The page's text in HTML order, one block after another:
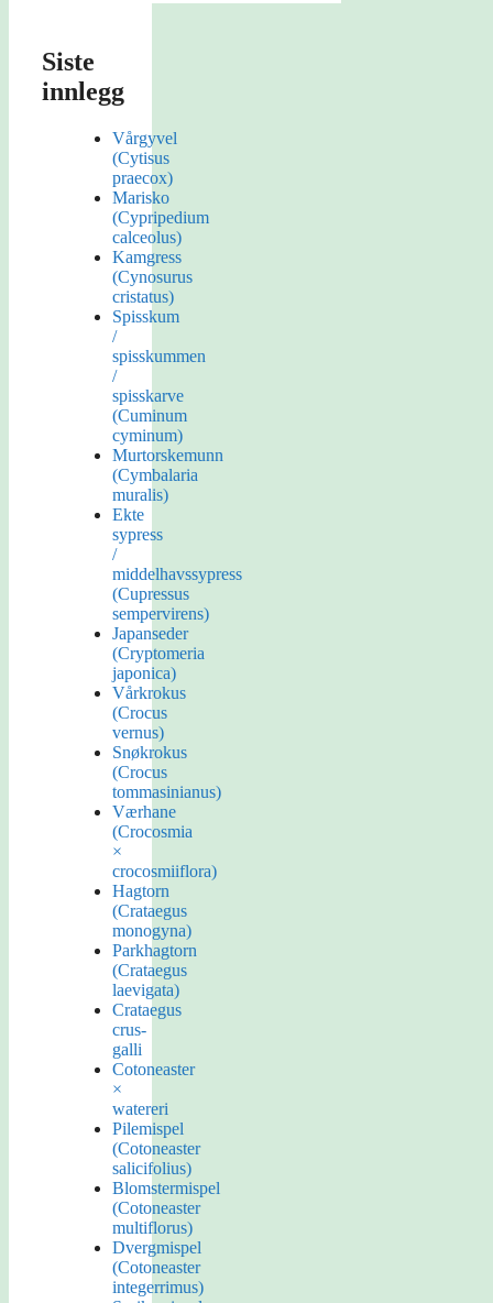
Siste
innlegg
Vårgyvel
(Cytisus
praecox)
Marisko
(Cypripedium
calceolus)
Kamgress
(Cynosurus
cristatus)
Spisskum
/
spisskummen
/
spisskarve
(Cuminum
cyminum)
Murtorskemunn
(Cymbalaria
muralis)
Ekte
sypress
/
middelhavssypress
(Cupressus
sempervirens)
Japanseder
(Cryptomeria
japonica)
Vårkrokus
(Crocus
vernus)
Snøkrokus
(Crocus
tommasinianus)
Værhane
(Crocosmia
×
crocosmiiflora)
Hagtorn
(Crataegus
monogyna)
Parkhagtorn
(Crataegus
laevigata)
Crataegus
crus-
galli
Cotoneaster
×
watereri
Pilemispel
(Cotoneaster
salicifolius)
Blomstermispel
(Cotoneaster
multiflorus)
Dvergmispel
(Cotoneaster
integerrimus)